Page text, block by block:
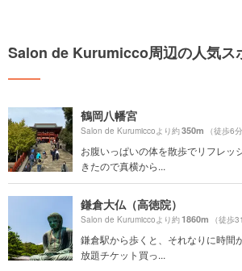
Salon de Kurumicco周辺の人気ス
鶴岡八幡宮
Salon de Kurumiccoより約350m （徒歩6分
お腹いっぱいの体を散歩でリフレッ
きたので真横から...
鎌倉大仏（高徳院）
Salon de Kurumiccoより約1860m （徒歩
鎌倉駅から歩くと、それなりに時間
放題チケット買っ...